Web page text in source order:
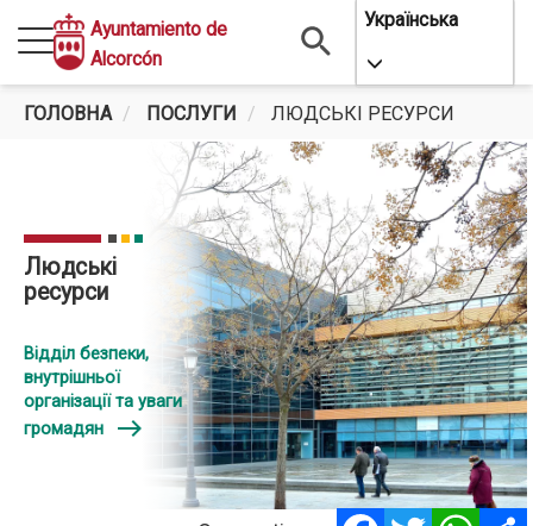
Перейти
до
основного
вмісту
Ayuntamiento de
Alcorcón
Українська
Toggle
ГОЛОВНА ПОСЛУГИ ЛЮДСЬКІ РЕСУРСИ
Людські
ресурси
Відділ безпеки,
внутрішньої
організації та уваги
громадян
east
Facebook
Twitter